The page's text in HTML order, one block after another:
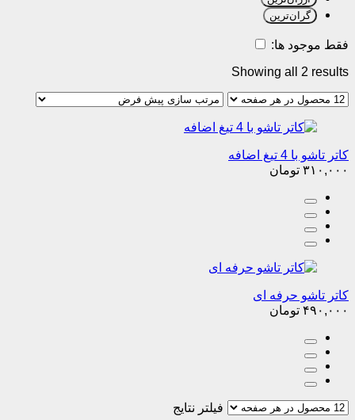
گران‌ترین
فقط موجود ها:
Showing all 2 results
کاتر تاشو با 4 تیغ اضافه
۳۱۰,۰۰۰ تومان
کاتر تاشو حرفه ای
۴۹۰,۰۰۰ تومان
فیلتر نتایج